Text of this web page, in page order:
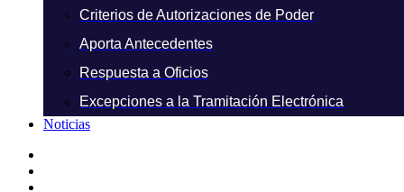
Criterios de Autorizaciones de Poder
Aporta Antecedentes
Respuesta a Oficios
Excepciones a la Tramitación Electrónica
Noticias